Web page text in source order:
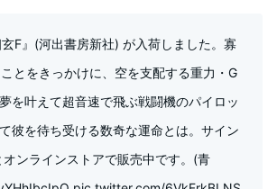
F』(河出書房新社) が入荷しました。寡
とをきっかけに、空を支配する重力・G
を叶えて超音速で飛ぶ戦闘機のパイロッ
彼を待ち受ける数奇な運命とは。サイン
ンラインストアで販売中です。(青